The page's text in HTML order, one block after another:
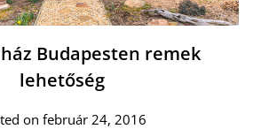
Budapesten remek
lehetőség
on február 24, 2016